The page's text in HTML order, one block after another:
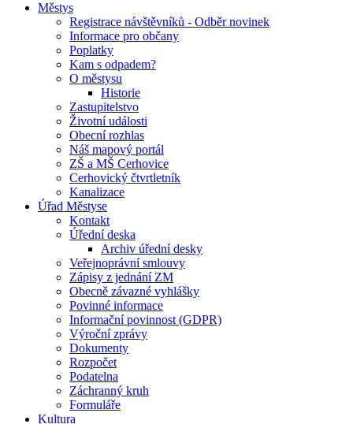
Městys
Registrace návštěvníků - Odběr novinek
Informace pro občany
Poplatky
Kam s odpadem?
O městysu
Historie
Zastupitelstvo
Životní události
Obecní rozhlas
Náš mapový portál
ZŠ a MŠ Cerhovice
Cerhovický čtvrtletník
Kanalizace
Úřad Městyse
Kontakt
Úřední deska
Archiv úřední desky
Veřejnoprávní smlouvy
Zápisy z jednání ZM
Obecně závazné vyhlášky
Povinné informace
Informační povinnost (GDPR)
Výroční zprávy
Dokumenty
Rozpočet
Podatelna
Záchranný kruh
Formuláře
Kultura